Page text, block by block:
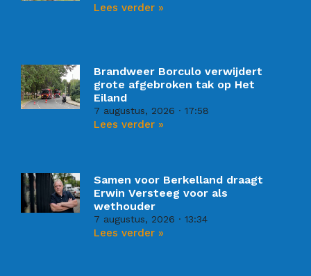
Lees verder »
Brandweer Borculo verwijdert
grote afgebroken tak op Het
Eiland
7 augustus, 2026 17:58
Lees verder »
Samen voor Berkelland draagt
Erwin Versteeg voor als
wethouder
7 augustus, 2026 13:34
Lees verder »